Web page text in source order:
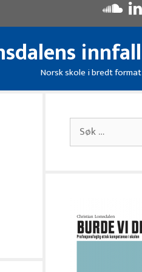
innfall
Norsk skole i bredt format
Søk
etter: